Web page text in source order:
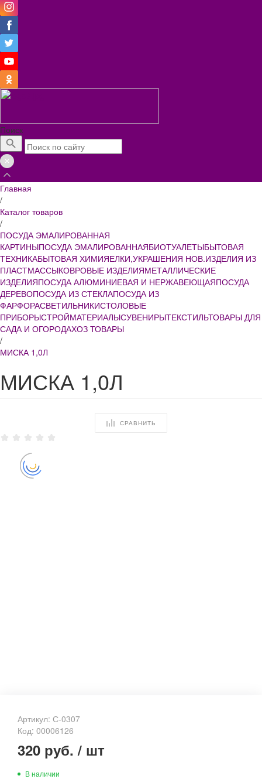
Поиск
Главная
/
Каталог товаров
/
ПОСУДА ЭМАЛИРОВАННАЯ
КАРТИНЫПОСУДА ЭМАЛИРОВАННАЯБИОТУАЛЕТЫБЫТОВАЯ
ТЕХНИКАБЫТОВАЯ ХИМИЯЕЛКИ,УКРАШЕНИЯ НОВ.ИЗДЕЛИЯ ИЗ
ПЛАСТМАССЫКОВРОВЫЕ ИЗДЕЛИЯМЕТАЛЛИЧЕСКИЕ
ИЗДЕЛИЯПОСУДА АЛЮМИНИЕВАЯ И НЕРЖАВЕЮЩАЯПОСУДА
ДЕРЕВОПОСУДА ИЗ СТЕКЛАПОСУДА ИЗ
ФАРФОРАСВЕТИЛЬНИКИСТОЛОВЫЕ
ПРИБОРЫСТРОЙМАТЕРИАЛЫСУВЕНИРЫТЕКСТИЛЬТОВАРЫ ДЛЯ
САДА И ОГОРОДАХОЗ ТОВАРЫ
/
МИСКА 1,0Л
МИСКА 1,0Л
СРАВНИТЬ
Артикул: С-0307
Код: 00006126
320 руб./ шт
В наличии